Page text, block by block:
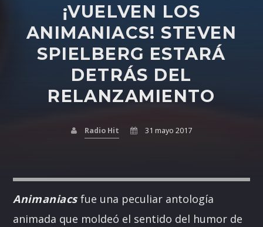
BUSCAR EN RADIO HIT
COMPARTE EN...
Twitter
¡VUELVEN LOS
ANIMANIACS! STEVEN
SPIELBERG ESTARÁ
DETRÁS DEL
RELANZAMIENTO
Radio Hit 31 mayo 2017
Animaniacsfue una peculiar antología
animada que moldeó el sentido del humor de